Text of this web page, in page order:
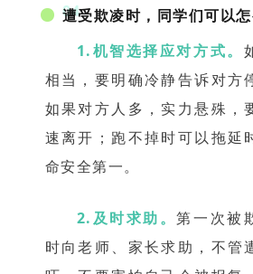
04
遭受欺凌时，同学们可以
1.机智选择应对方式。
相当，要明确冷静告诉对方
如果对方人多，实力悬殊，
速离开；跑不掉时可以拖延
命安全第一。
2.及时求助。第一次被
时向老师、家长求助，不管